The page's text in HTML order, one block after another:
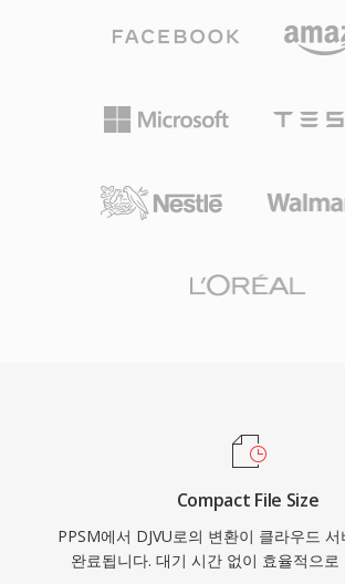
Compact File Size
PPSM에서 DJVU로의 변환이 클라우드
완료됩니다. 대기 시간 없이 효율적으로